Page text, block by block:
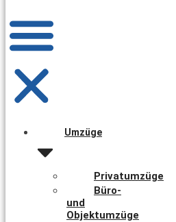
Umzüge
Privatumzüge
Büro-
und
Objektumzüge